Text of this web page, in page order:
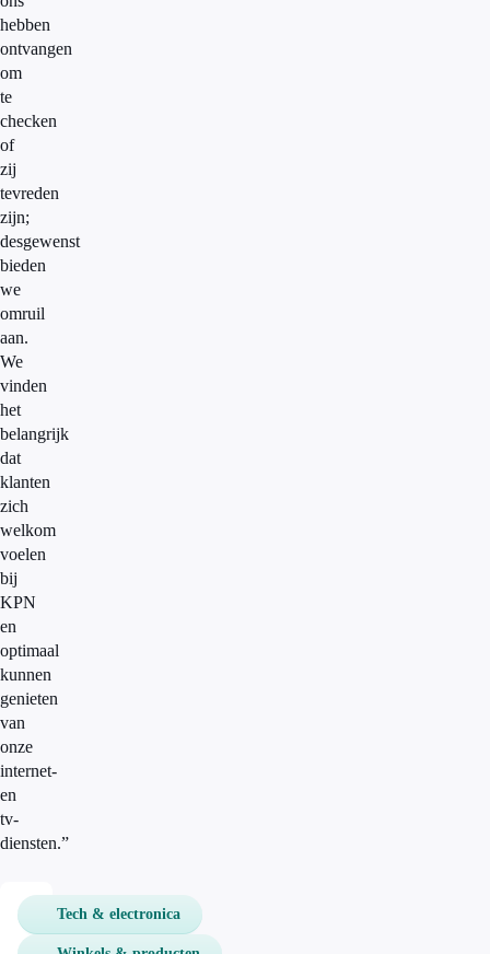
hebben
ontvangen
om
te
checken
of
zij
tevreden
zijn;
desgewenst
bieden
we
omruil
aan.
We
vinden
het
belangrijk
dat
klanten
zich
welkom
voelen
bij
KPN
en
optimaal
kunnen
genieten
van
onze
internet-
en
tv-
diensten.”
Elsa
Tech & electronica